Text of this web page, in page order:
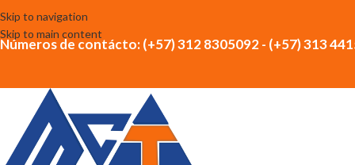
Skip to navigation
Skip to main content
Números de contácto: (+57) 312 8305092 - (+57) 313